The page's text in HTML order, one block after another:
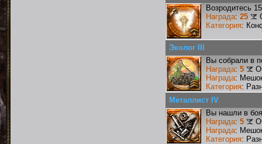
Возродитесь
Награда: 25
Категория:
Эколог III
Вы собрали в
Награда: 5
Награда:
Категория:
Металлист IV
Вы нашли в
Награда: 5
Награда:
Категория: